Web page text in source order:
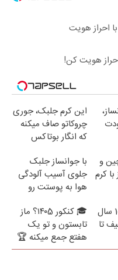
این کرم جلبک، جوری
چروکاتو صاف میکنه
که انگار بوتاکس
و
30روز با کرم
با جوانساز جلبک
جلوی آسیب آلودگی
هوا به پوستت رو
امشب)
پوستت رو 10،12 سال
تا
🎓 کنکور ۱۴۰5؟ ماز
تابستون و تو یک
هفتع جمع میکنه 🏆